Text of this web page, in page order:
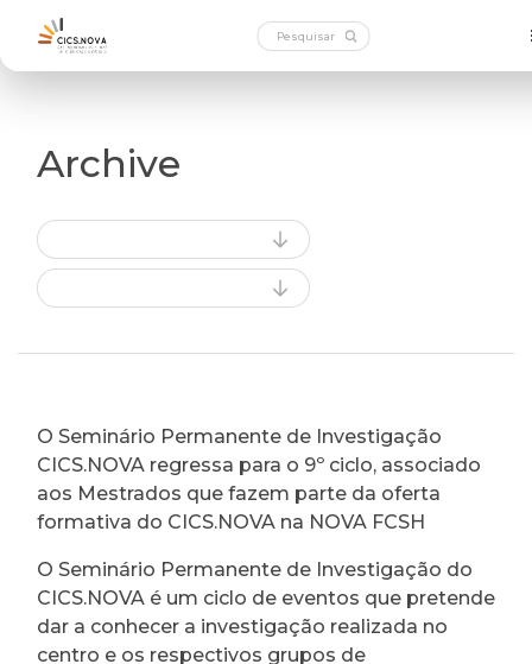
Archive
O Seminário Permanente de Investigação
CICS.NOVA regressa para o 9º ciclo, associado
aos Mestrados que fazem parte da oferta
formativa do CICS.NOVA na NOVA FCSH
O Seminário Permanente de Investigação do
CICS.NOVA é um ciclo de eventos que pretende
dar a conhecer a investigação realizada no
centro e os respectivos grupos de